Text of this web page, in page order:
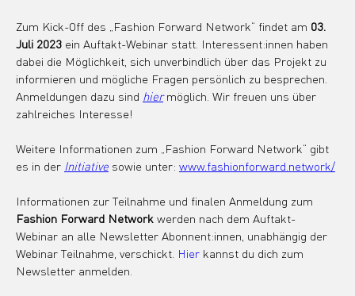
Zum Kick-Off des „Fashion Forward Network“ findet am 03.
Juli 2023 ein Auftakt-Webinar statt. Interessent:innen haben
dabei die Möglichkeit, sich unverbindlich über das Projekt zu
informieren und mögliche Fragen persönlich zu besprechen.
Anmeldungen dazu sind hier möglich. Wir freuen uns über
zahlreiches Interesse!
Weitere Informationen zum „Fashion Forward Network“ gibt
es in der Initiative sowie unter: www.fashionforward.network/
Informationen zur Teilnahme und finalen Anmeldung zum
Fashion Forward Network werden nach dem Auftakt-
Webinar an alle Newsletter Abonnent:innen, unabhängig der
Webinar Teilnahme, verschickt. Hier kannst du dich zum
Newsletter anmelden.